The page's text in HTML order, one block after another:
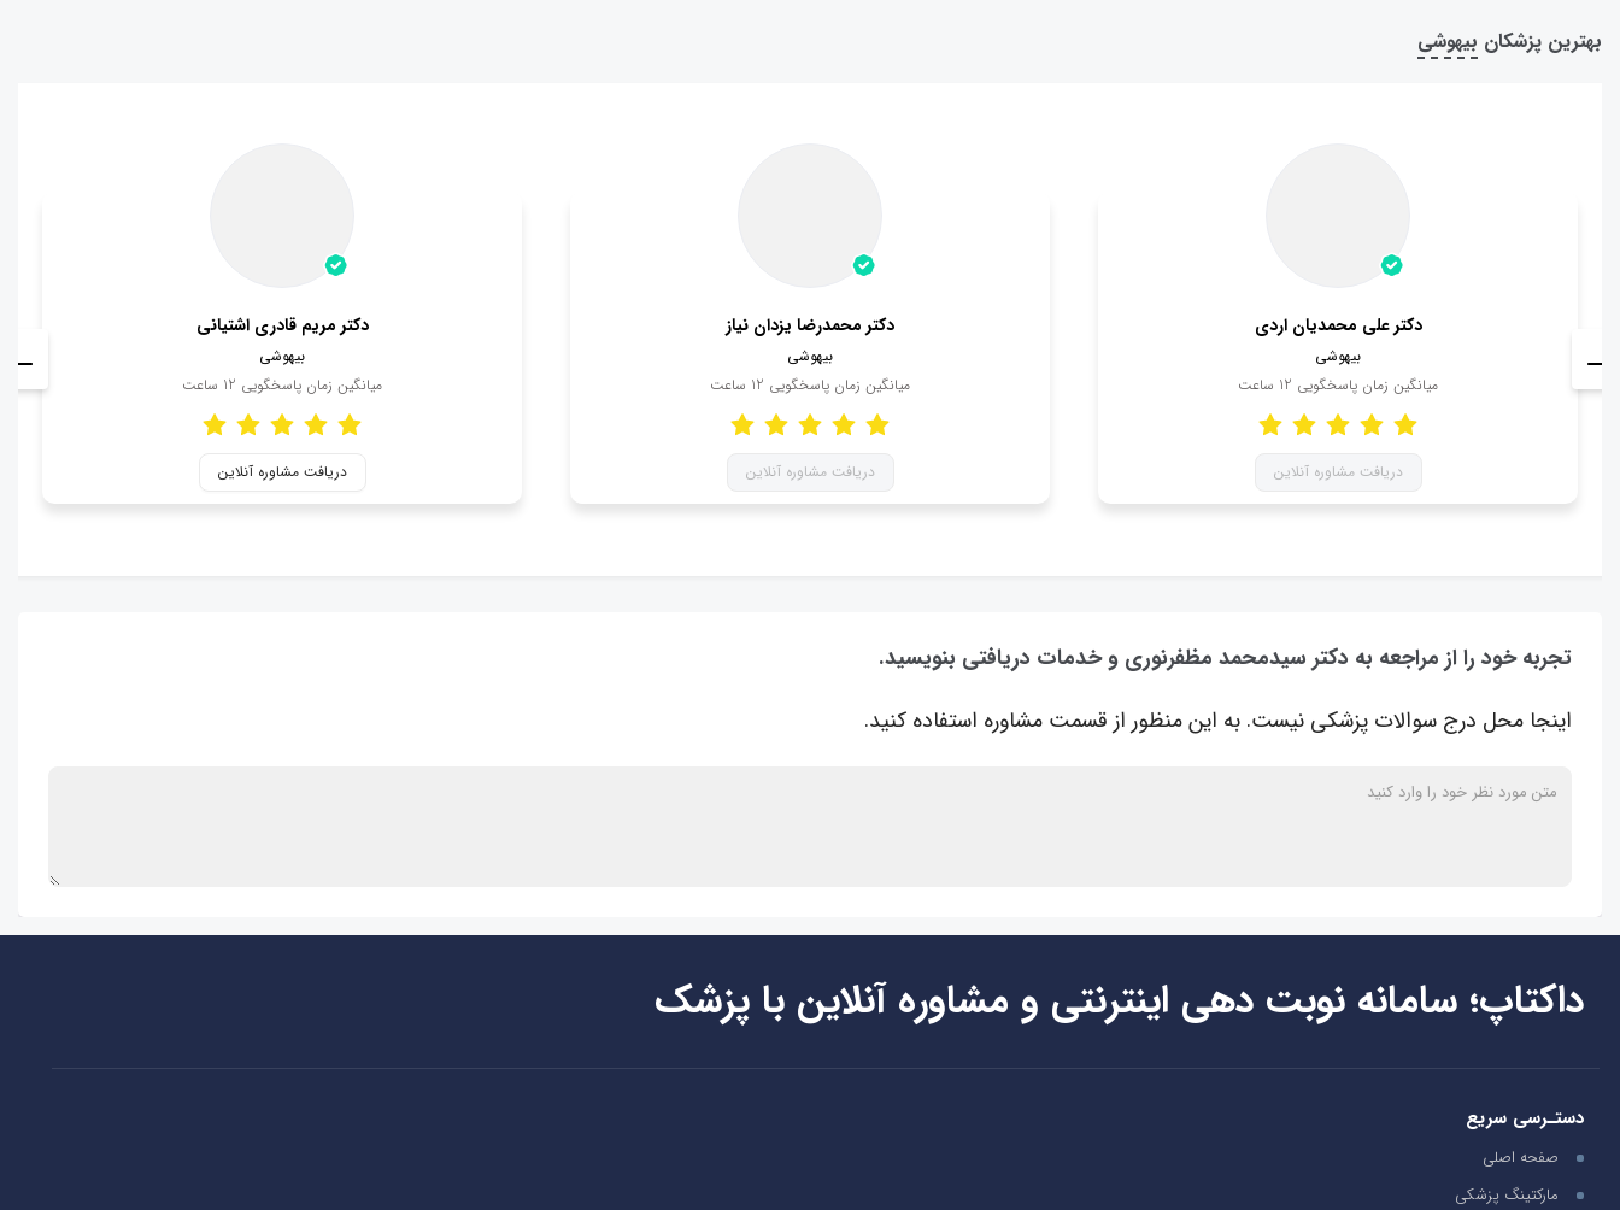
بهترین پزشکان بیهوشی
دکتر مریم قادری اشتیانی
بیهوشی
میانگین زمان پاسخگویی 12 ساعت
دریافت مشاوره آنلاین
دکتر محمدرضا یزدان نیاز
بیهوشی
میانگین زمان پاسخگویی 12 ساعت
دریافت مشاوره آنلاین
دکتر علی محمدیان اردی
بیهوشی
میانگین زمان پاسخگویی 12 ساعت
دریافت مشاوره آنلاین
تجربه خود را از مراجعه به دکتر سیدمحمد مظفرنوری و خدمات دریافتی بنویسید.
اینجا محل درج سوالات پزشکی نیست. به این منظور از قسمت مشاوره استفاده کنید.
داکتاپ؛ سامانه نوبت دهی اینترنتی و مشاوره آنلاین با پزشک
دستـرسی سریع
صفحه اصلی
مارکتینگ پزشکی